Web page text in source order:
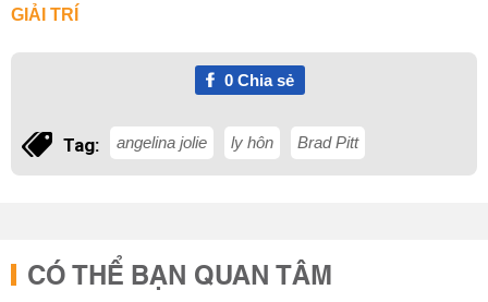
GIẢI TRÍ
0Chia sẻ
Tag: angelina jolie ly hôn Brad Pitt
CÓ THỂ BẠN QUAN TÂM